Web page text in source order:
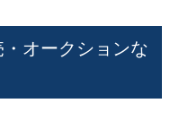
オークションな